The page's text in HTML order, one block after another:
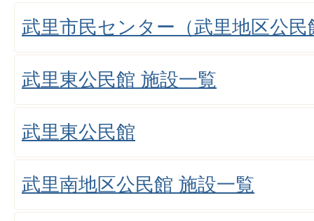
武里市民センター（武里地区公民
武里東公民館 施設一覧
武里東公民館
武里南地区公民館 施設一覧